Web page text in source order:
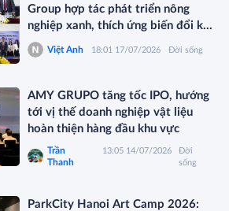
Group hợp tác phát triển nông
nghiệp xanh, thích ứng biến đổi khí
hậu
Việt Anh 18:01 17/07/2026 Đời sống
AMY GRUPO tăng tốc IPO, hướng
tới vị thế doanh nghiệp vật liệu
hoàn thiện hàng đầu khu vực
Trần
Thanh
13:05 14/07/2026
Đời
sống
ParkCity Hanoi Art Camp 2026: